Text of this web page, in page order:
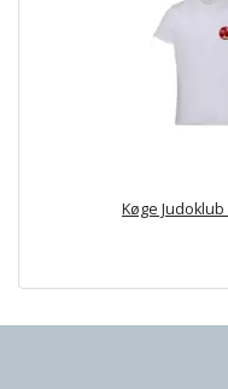
Køge